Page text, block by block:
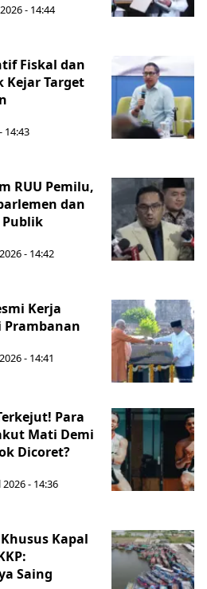
- 14:44
Fiskal dan
Target
14:43
RUU Pemilu,
dan
Publik
- 14:42
Kerja
Prambanan
- 14:41
Para
Mati Demi
Dicoret?
2026 - 14:36
Kapal
Saing